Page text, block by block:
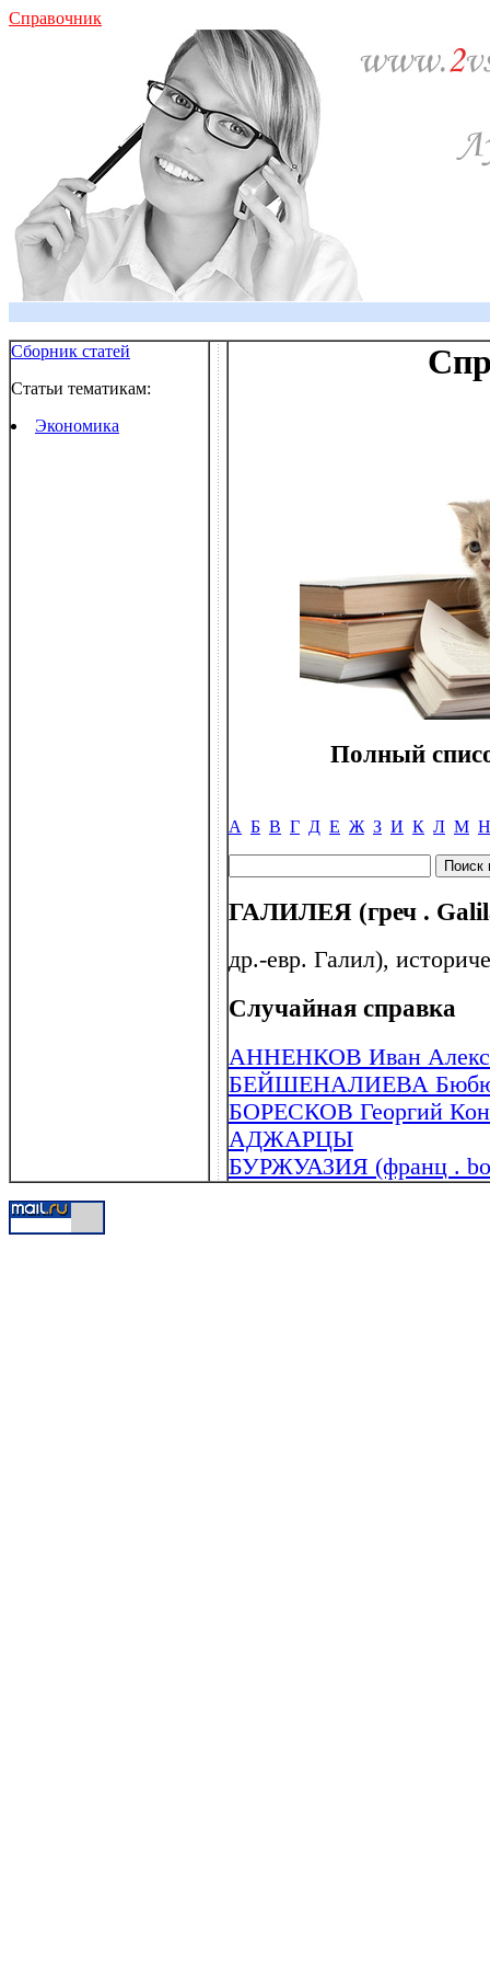
Справочник
Сборник статей
Статьи тематикам:
Экономика
Полный
А Б В Г Д Е Ж З И К Л М Н
ГАЛИЛЕЯ (греч .
др.-евр. Галил),
Случайная справка
АННЕНКОВ Иван
БЕЙШЕНАЛИЕВА
БОРЕСКОВ Георгий
АДЖАРЦЫ
БУРЖУАЗИЯ (франц .